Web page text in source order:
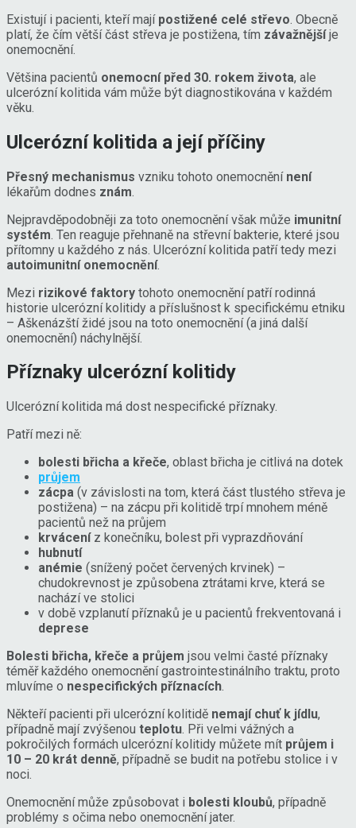
Existují i pacienti, kteří mají postižené celé střevo . Obecně
platí, že čím větší část střeva je postižena, tím závažnějšíje
onemocnění.
Většina pacientů onemocní před 30. rokem života, ale
ulcerózní kolitida vám může být diagnostikována v každém
věku.
Ulcerózní kolitida a její příčiny
Přesný mechanismus vzniku tohoto onemocnění není
lékařům dodnes znám
Nejpravděpodobněji za toto onemocnění však může imunitní
systém . Ten reaguje přehnaně na střevní bakterie, které jsou
přítomny u každého z nás. Ulcerózní kolitida patří tedy mezi
autoimunitní onemocnění.
Mezi rizikové faktory tohoto onemocnění patří rodinná
historie ulcerózní kolitidy a příslušnost k specifickému etniku
– Aškenázští židé jsou na toto onemocnění (a jiná další
onemocnění) náchylnější.
Příznaky ulcerózní kolitidy
Ulcerózní kolitida má dost nespecifické příznaky.
Patří mezi ně:
bolesti břicha a křeče, oblast břicha je citlivá na dotek
průjem
zácpa (v závislosti na tom, která část tlustého střeva je
postižena) – na zácpu při kolitidě trpí mnohem méně
pacientů než na průjem
krváceníz konečníku, bolest při vyprazdňování
hubnutí
anémie (snížený počet červených krvinek) –
chudokrevnost je způsobena ztrátami krve, která se
nachází ve stolici
v době vzplanutí příznaků je u pacientů frekventovaná i
deprese
Bolesti břicha, křeče a průjem jsou velmi časté příznaky
téměř každého onemocnění gastrointestinálního traktu, proto
mluvíme o nespecifických příznacích.
Někteří pacienti při ulcerózní kolitidě nemají chuť k jídlu,
případně mají zvýšenou teplotu. Při velmi vážných a
pokročilých formách ulcerózní kolitidy můžete mít průjem i
10 – 20 krát denně, případně se budit na potřebu stolice i v
noci.
Onemocnění může způsobovat i bolesti kloubů, případně
problémy s očima nebo onemocnění jater.